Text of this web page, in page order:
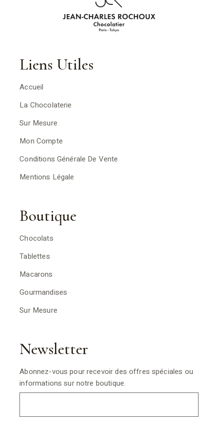
Liens Utiles
Accueil
La Chocolaterie
Sur Mesure
Mon Compte
Conditions Générale De Vente
Mentions Légale
Boutique
Chocolats
Tablettes
Macarons
Gourmandises
Sur Mesure
Newsletter
Abonnez-vous pour recevoir des offres spéciales ou
informations sur notre boutique.